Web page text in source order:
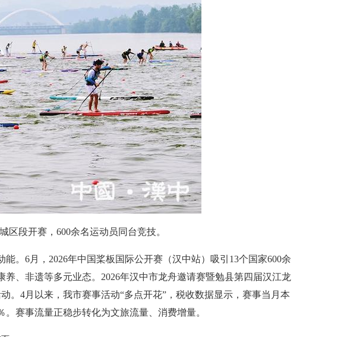
区段开赛，600余名运动员同台竞技。
。6月，2026年中国桨板国际公开赛（汉中站）吸引13个国家600余
、非遗等多元业态。2026年汉中市龙舟邀请赛暨勉县第四届汉江龙
。4月以来，我市赛事活动“多点开花”，税收数据显示，赛事当月本
赛事流量正稳步转化为文旅流量、消费增量。